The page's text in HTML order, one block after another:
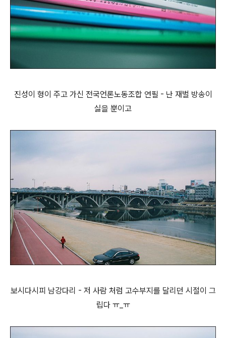
진성이 형이 주고 가신 전국언론노동조합 연필 - 난 재벌 방송이
싫을 뿐이고
보시다시피 남강다리 - 저 사람 처럼 고수부지를 달리던 시절이 그
립다 ㅠ_ㅠ